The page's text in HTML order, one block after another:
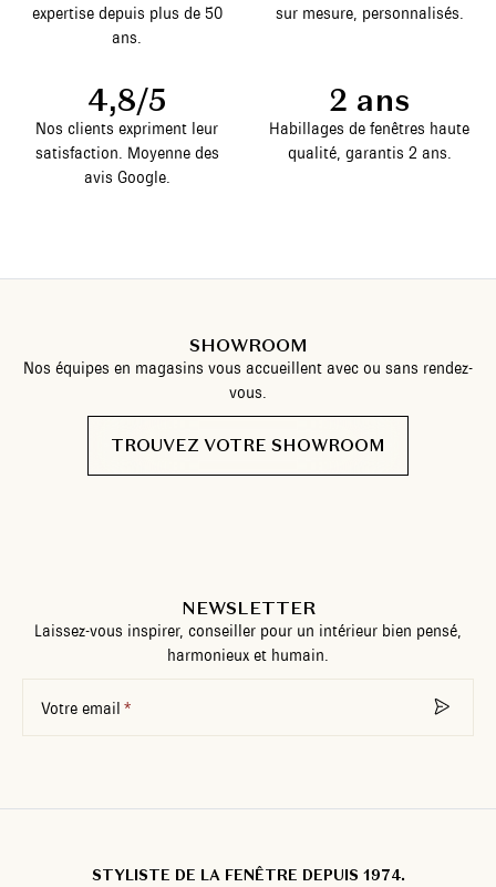
expertise depuis plus de 50
ans.
sur mesure, personnalisés.
4,8/5
Nos clients expriment leur
satisfaction. Moyenne des
avis Google.
2 ans
Habillages de fenêtres haute
qualité, garantis 2 ans.
SHOWROOM
Nos équipes en magasins vous accueillent avec ou sans rendez-
vous.
TROUVEZ VOTRE SHOWROOM
NEWSLETTER
Laissez-vous inspirer, conseiller pour un intérieur bien pensé,
harmonieux et humain.
Votre email
STYLISTE DE LA FENÊTRE DEPUIS 1974.